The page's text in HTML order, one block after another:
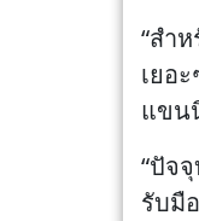
“สำ
เยอ
แขน
“ปัจ
รับมื